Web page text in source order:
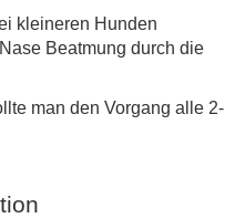
kleineren Hunden
Beatmung durch die
man den Vorgang alle 2-